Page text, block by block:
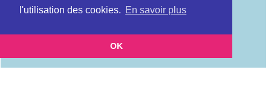
l'utilisation des cookies. En savoir plus
OK